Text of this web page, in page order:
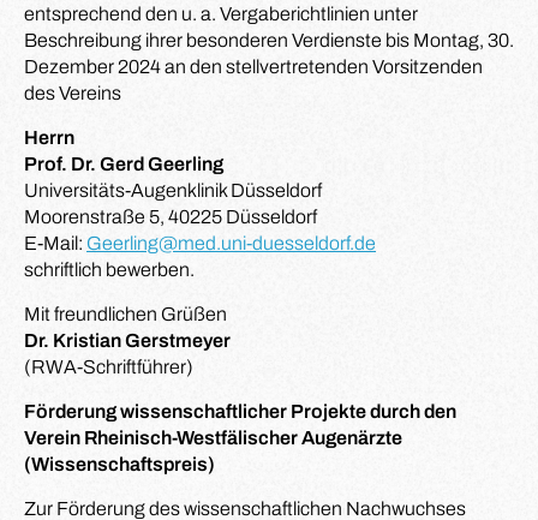
entsprechend den u. a. Vergaberichtlinien unter
Beschreibung ihrer besonderen Verdienste bis Montag, 30.
Dezember 2024 an den stellvertretenden Vorsitzenden
des Vereins
Herrn
Prof. Dr. Gerd Geerling
Universitäts-Augenklinik Düsseldorf
Moorenstraße 5, 40225 Düsseldorf
E-Mail: Geerling@med.uni-duesseldorf.de
schriftlich bewerben.
Mit freundlichen Grüßen
Dr. Kristian Gerstmeyer
(RWA-Schriftführer)
Förderung wissenschaftlicher Projekte durch den
Verein Rheinisch-Westfälischer Augenärzte
(Wissenschaftspreis)
Zur Förderung des wissenschaftlichen Nachwuchses